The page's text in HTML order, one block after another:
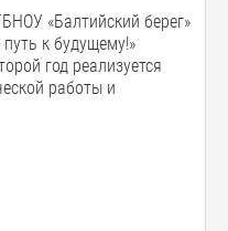
«Балтийский берег»
к будущему!»
год реализуется
работы и